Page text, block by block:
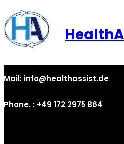
Mail: info@healthassist.de
Phone. : +49 172 2975 864